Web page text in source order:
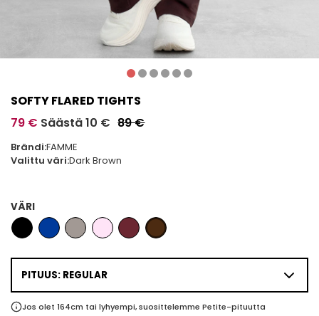
SOFTY FLARED TIGHTS
79 € Säästä 10 € 89 €
Brändi:FAMME
Valittu väri:Dark Brown
VÄRI
PITUUS: REGULAR
Jos olet 164cm tai lyhyempi, suosittelemme Petite-pituutta